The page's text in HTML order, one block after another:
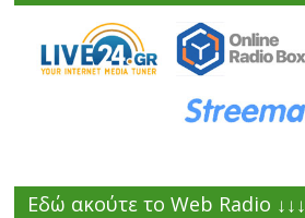
Εδώ ακούτε το Web Radio ↓↓↓